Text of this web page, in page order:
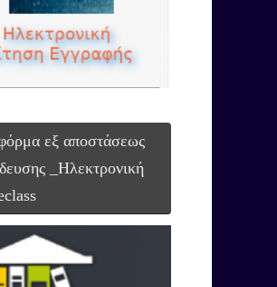
ΧΤΙΖΟΝΤΑΣ
ΕΝΑΣ ΟΔΗΓΟΣ
ΣΤΟ ΛΥΚΕΙΟ
εξ αποστάσεως
_Ηλεκτρονική